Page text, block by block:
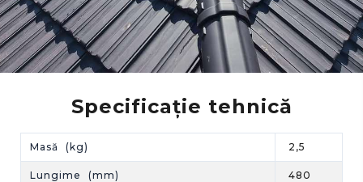
Specificație tehnică
Masă (kg) 2,5
Lungime (mm) 480